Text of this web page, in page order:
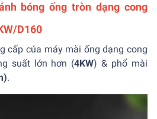
bóng ống tròn dạng cong
D160
cấp của máy mài ống dạng cong
suất lớn hơn (4KW) & phổ mài
.